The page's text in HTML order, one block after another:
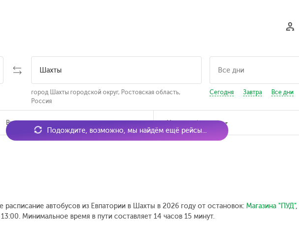
город Шахты городской округ, Ростовская область,
Россия
Сегодня Завтра Все дни
Время отправления Наличие билетов
расписание автобусов из Евпатории в Шахты в 2026 году от остановок: Магазина "ПУД",
Минимальное время в пути составляет 14 часов 15 минут.
Подождите, возможно, мы найдём ещё рейсы...